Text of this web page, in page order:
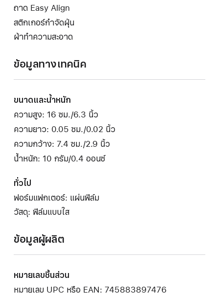
ถาด Easy Align
สติกเกอร์กำจัดฝุ่น
ผ้าทำความสะอาด
ข้อมูลทางเทคนิค
ขนาดและน้ำหนัก
ความสูง: 16 ซม./6.3 นิ้ว
ความยาว: 0.05 ซม./0.02 นิ้ว
ความกว้าง: 7.4 ซม./2.9 นิ้ว
น้ำหนัก: 10 กรัม/0.4 ออนซ์
ทั่วไป
ฟอร์มแฟกเตอร์: แผ่นฟิล์ม
วัสดุ: ฟิล์มแบบใส
ข้อมูลผู้ผลิต
หมายเลขชิ้นส่วน
หมายเลข UPC หรือ EAN: 745883897476